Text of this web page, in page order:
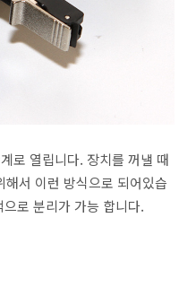
로 열립니다. 장치를 꺼낼 때
서 이런 방식으로 되어있습
로 분리가 가능 합니다.